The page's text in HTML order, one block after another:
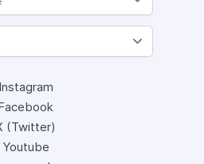
Instagram
(Twitter)
Youtube